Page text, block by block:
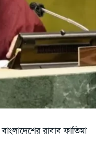
রাবাব ফাতিমা